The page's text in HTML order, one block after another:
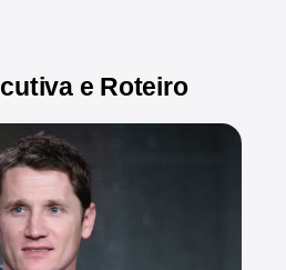
e Roteiro